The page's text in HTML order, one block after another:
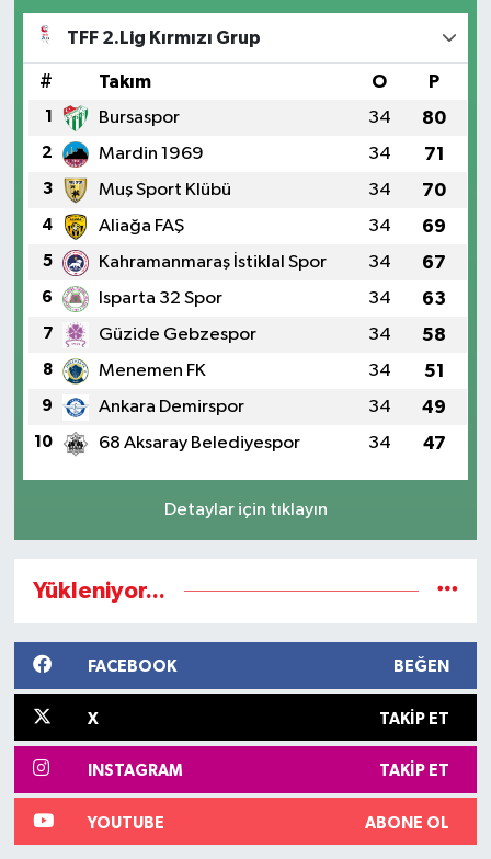
TFF 2.Lig Kırmızı Grup
# Takım O P
1 Bursaspor 34 80
2 Mardin 1969 34 71
3 Muş Sport Klübü 34 70
4 Aliağa FAŞ 34 69
5 Kahramanmaraş İstiklal Spor 34 67
6 Isparta 32 Spor 34 63
7 Güzide Gebzespor 34 58
8 Menemen FK 34 51
9 Ankara Demirspor 34 49
10 68 Aksaray Belediyespor 34 47
Detaylar için tıklayın
Yükleniyor...
FACEBOOK BEĞEN
X TAKIP ET
INSTAGRAM TAKIP ET
YOUTUBE ABONE OL